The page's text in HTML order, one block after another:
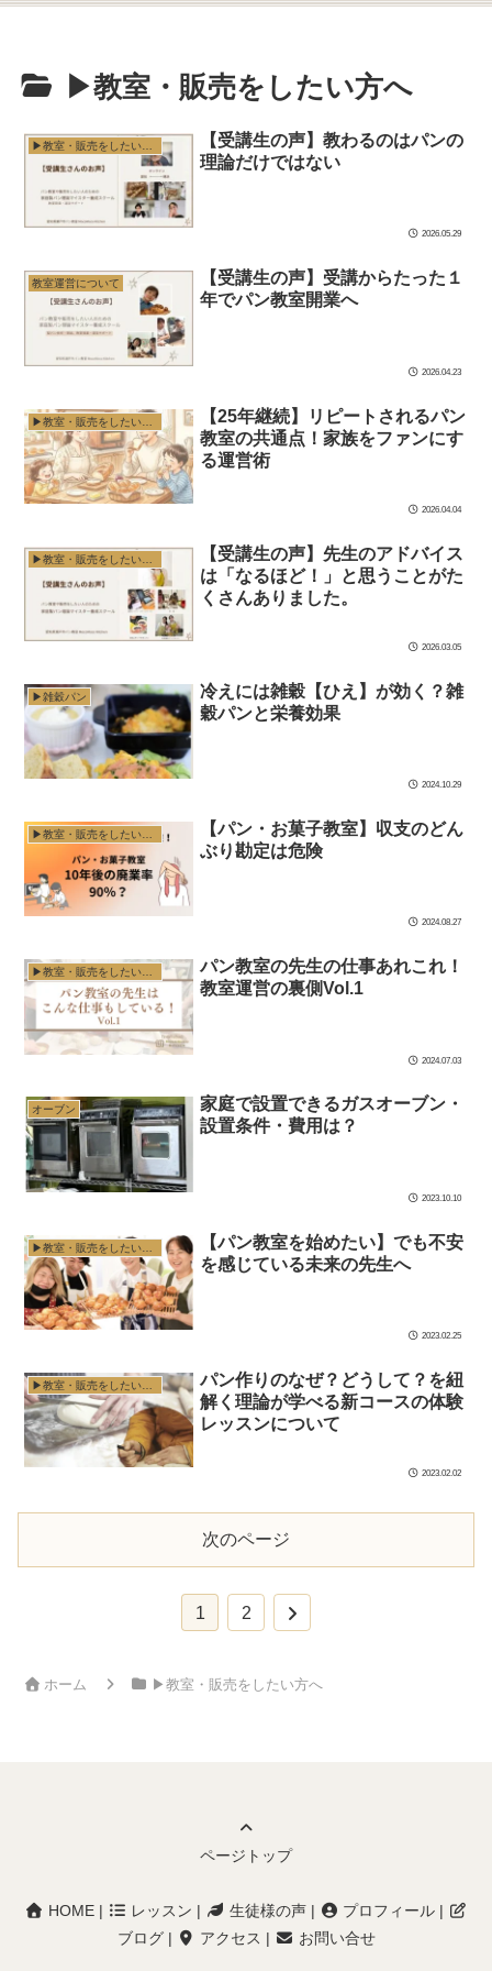
▶︎教室・販売をしたい方へ
▶︎教室・販売をしたい方へ
【受講生の声】教わるのはパンの
理論だけではない
2026.05.29
教室運営について
【受講生の声】受講からたった１
年でパン教室開業へ
2026.04.23
【25年継続】リピートされるパン
教室の共通点！家族をファンにす
る運営術
2026.04.04
【受講生の声】先生のアドバイス
は「なるほど！」と思うことがた
くさんありました。
2026.03.05
▶︎雑穀パン
冷えには雑穀【ひえ】が効く？雑
穀パンと栄養効果
2024.10.29
【パン・お菓子教室】収支のどん
ぶり勘定は危険
2024.08.27
▶︎教室・販売をしたい方へ
パン教室の先生の仕事あれこれ！
教室運営の裏側Vol.1
2024.07.03
オーブン
家庭で設置できるガスオーブン・
設置条件・費用は？
2023.10.10
【パン教室を始めたい】でも不安
を感じている未来の先生へ
2023.02.25
パン作りのなぜ？どうして？を紐
解く理論が学べる新コースの体験
レッスンについて
2023.02.02
次のページ
1 2
次
ホーム ▶︎教室・販売をしたい方へ
ページトップ
HOME| レッスン | 生徒様の声| プロフィール |
ブログ| アクセス | お問い合せ